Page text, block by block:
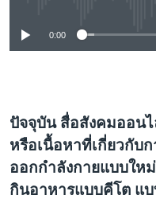
เลือกภาษา
0:00
ปัจจุบัน สื่อสังคมออน
หรือเนื้อหาที่เกี่ยวกับ
ออกกำลังกายแบบให
กินอาหารแบบคีโต แ